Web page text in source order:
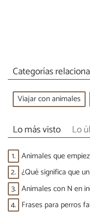
Categorías
Viajar con animales
Lo más visto Lo
1. Animales que
2. ¿Qué significa que
3. Animales con N en
4. Frases para perros